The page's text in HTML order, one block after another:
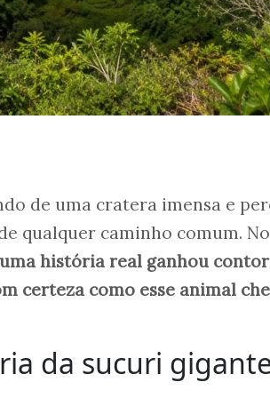
de uma cratera imensa e
qualquer caminho comum.
uma história real ganhou
certeza como esse animal
da sucuri